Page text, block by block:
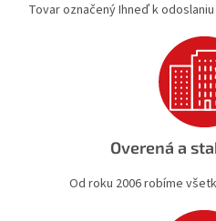
i
s
u
Tovar označený Ihneď k
Overená a
Od roku 2006 robíme